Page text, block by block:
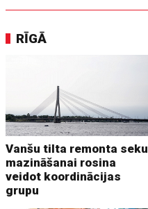
RĪGĀ
Vanšu tilta remonta seku
mazināšanai rosina
veidot koordinācijas
grupu